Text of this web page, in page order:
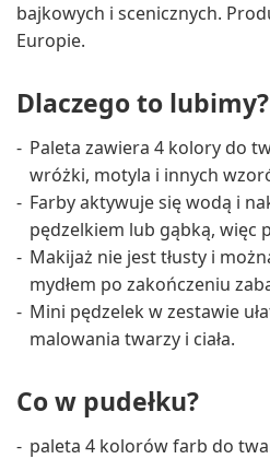
bajkowych i scenicznych.
Europie.
Dlaczego to lubimy?
Paleta zawiera 4 kolory do
wróżki, motyla i innych
Farby aktywuje się wodą i
pędzelkiem lub gąbką, więc
Makijaż nie jest tłusty i
mydłem po zakończeniu
Mini pędzelek w zestawie
malowania twarzy i ciała.
Co w pudełku?
paleta 4 kolorów farb do